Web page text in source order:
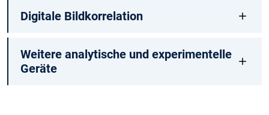
Digitale Bildkorrelation
Weitere analytische und experimentelle
Geräte